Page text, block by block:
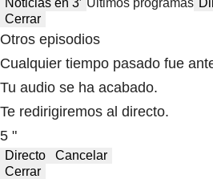
Noticias en 3′ Últimos programas
Cerrar
Otros episodios
Cualquier tiempo pasado fue
Tu audio se ha acabado.
Te redirigiremos al directo.
5 "
Directo
Cancelar
Cerrar